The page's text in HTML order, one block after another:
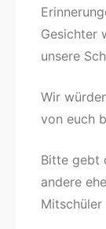
Gesichter
unsere
Wir
von euch
Bitte gebt
andere
Mitschüler